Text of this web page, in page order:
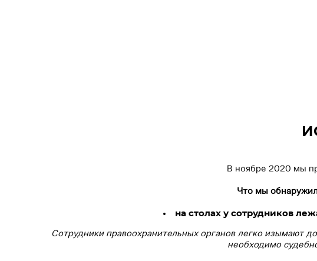
В ноябре 2020 мы
Что мы
на столах у сотрудников
Сотрудники правоохранительных органов легко изымают
необходимо